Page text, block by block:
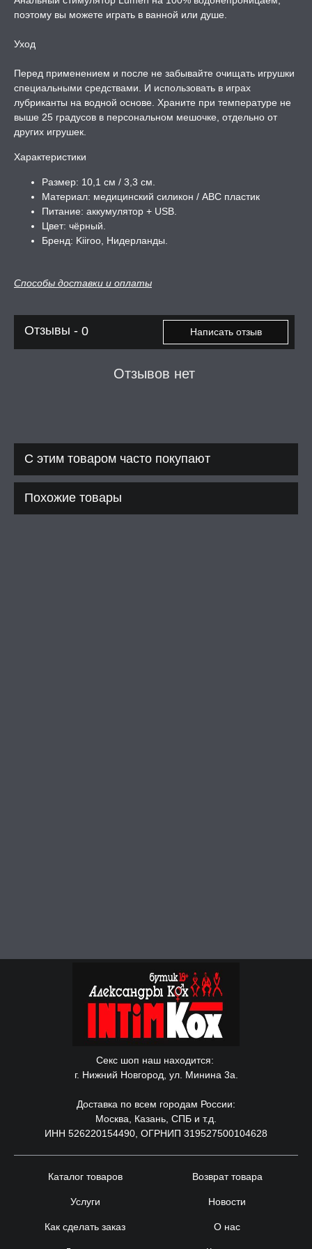
поэтому вы можете играть в ванной или душе.
Уход
Перед применением и после не забывайте очищать игрушки
специальными средствами. И использовать в играх
лубриканты на водной основе. Храните при температуре не
выше 25 градусов в персональном мешочке, отдельно от
других игрушек.
Характеристики
Размер: 10,1 см / 3,3 см.
Материал: медицинский силикон / ABC пластик
Питание: аккумулятор + USB.
Цвет: чёрный.
Бренд: Kiiroo, Нидерланды.
Способы доставки и оплаты
Отзывы - 0 Написать отзыв
Отзывов нет
С этим товаром часто покупают
Похожие товары
Секс шоп наш находится:
г. Нижний Новгород, ул. Минина 3а.
Доставка по всем городам России:
Москва, Казань, СПБ и т.д.
ИНН 526220154490, ОГРНИП 319527500104628
Каталог товаров
Услуги
Как сделать заказ
Возврат товара
Новости
О нас